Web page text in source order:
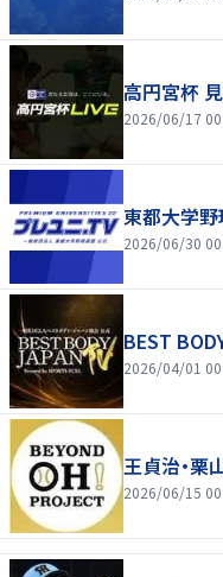
高円宮杯
2026/06/17
東都大学野
2026/06/30
BEST
2026/04/01
王貞治・栗
2026/06/15